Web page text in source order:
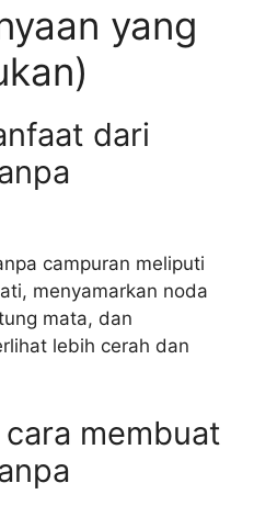
yang
dari
campuran meliputi
menyamarkan noda
mata, dan
lebih cerah dan
membuat